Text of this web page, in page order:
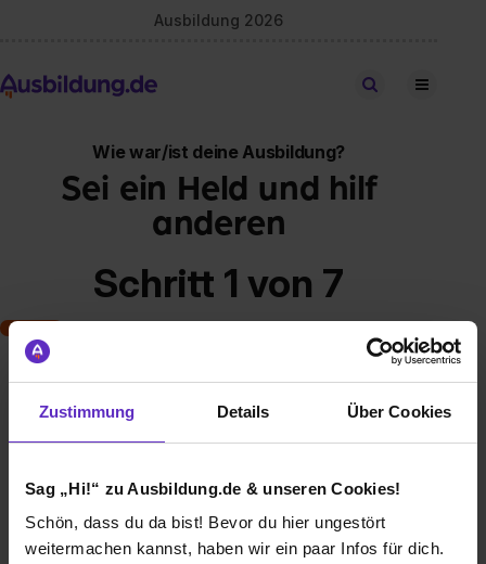
Zustimmung Details Über Cookies
Sag „Hi!“ zu Ausbildung.de & unseren Cookies!
Schön, dass du da bist! Bevor du hier ungestört
weitermachen kannst, haben wir ein paar Infos für dich.
Ausbildung 2026
Stellen finden
Wie war/ist deine Ausbildung?
Sei ein Held und hilf
anderen
Schritt 1 von 7
Klassische duale Berufsausbildung
Weiterbildung